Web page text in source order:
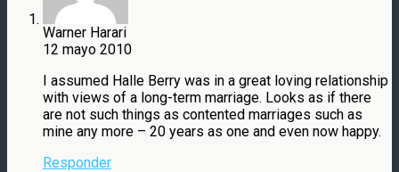
Warner Harari
12 mayo 2010
I assumed Halle Berry was in a great loving relationship
with views of a long-term marriage. Looks as if there
are not such things as contented marriages such as
mine any more – 20 years as one and even now happy.
Responder